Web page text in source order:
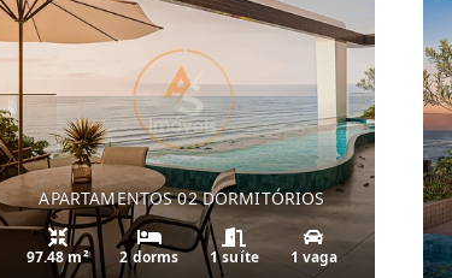
APARTAMENTOS 02 DORMITÓRIOS
97.48 m² 2 dorms 1 suíte 1 vaga